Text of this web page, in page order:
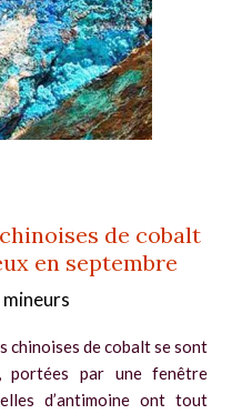
de cobalt
en septembre
chinoises de cobalt se sont
portées par une fenêtre
d’antimoine ont tout